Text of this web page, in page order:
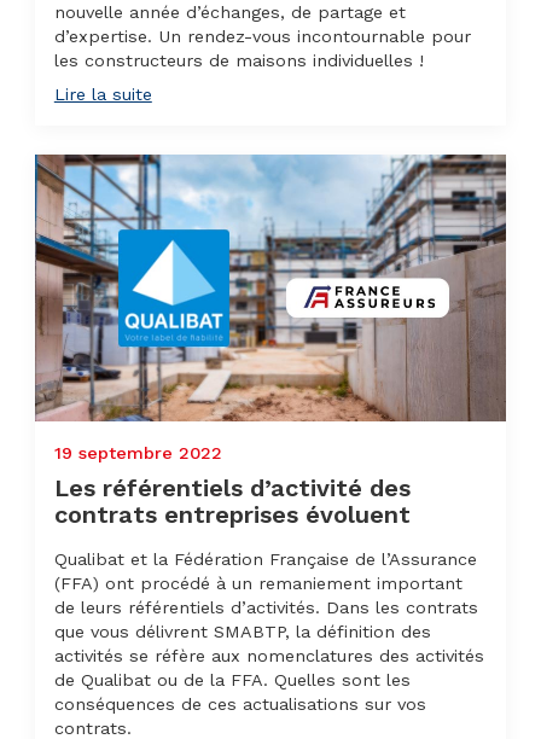
nouvelle année d’échanges, de partage et
d’expertise. Un rendez-vous incontournable pour
les constructeurs de maisons individuelles !
Lire la suite
19 septembre 2022
Les référentiels d’activité des
contrats entreprises évoluent
Qualibat et la Fédération Française de l’Assurance
(FFA) ont procédé à un remaniement important
de leurs référentiels d’activités. Dans les contrats
que vous délivrent SMABTP, la définition des
activités se réfère aux nomenclatures des activités
de Qualibat ou de la FFA. Quelles sont les
conséquences de ces actualisations sur vos
contrats.